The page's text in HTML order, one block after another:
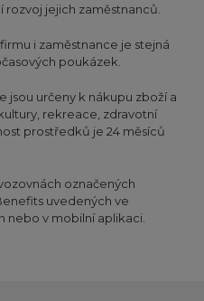
jejich zaměstnanců.
i zaměstnance je stejná
poukázek.
jsou určeny k nákupu zboží a
rekreace, zdravotní
prostředků je 24 měsíců
označených
uvedených ve
nebo v mobilní aplikaci.